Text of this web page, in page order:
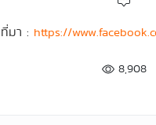
ที่มา : https://
8,908